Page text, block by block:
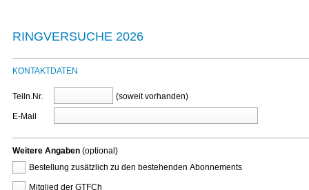
RINGVERSUCHE 2026
KONTAKTDATEN
Teiln.Nr. (soweit vorhanden)
E-Mail
Weitere Angaben (optional)
Bestellung zusätzlich zu den bestehenden Abonnements
Mitglied der GTFCh